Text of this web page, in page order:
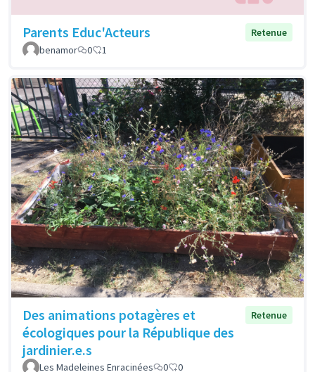
Parents Educ'Acteurs
Retenue
benamor
0 1
Des animations potagères et
écologiques pour la République des
jardinier.e.s
Retenue
Les Madeleines Enracinées 0 0